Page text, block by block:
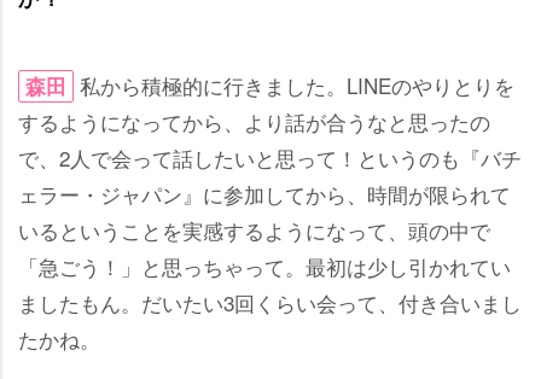
森田 私から積極的に行きました。LINEのやりとりを
するようになってから、より話が合うなと思ったの
で、2人で会って話したいと思って！というのも『バチ
ェラー・ジャパン』に参加してから、時間が限られて
いるということを実感するようになって、頭の中で
「急ごう！」と思っちゃって。最初は少し引かれてい
ましたもん。だいたい3回くらい会って、付き合いまし
たかね。